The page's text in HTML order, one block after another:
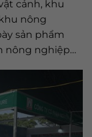
cảnh, khu
nông
sản phẩm
nông nghiệp…